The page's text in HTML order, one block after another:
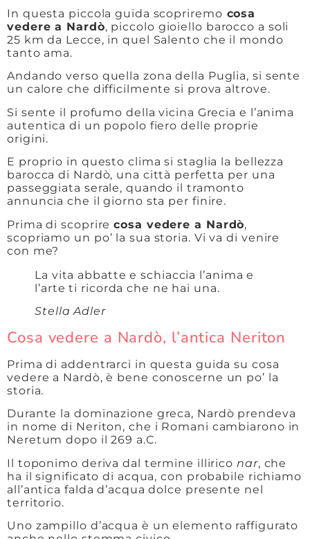
In questa piccola guida scopriremo cosa
vedere a Nardò, piccolo gioiello barocco a soli
25 km da Lecce, in quel Salento che il mondo
tanto ama.
Andando verso quella zona della Puglia, si sente
un calore che difficilmente si prova altrove.
Si sente il profumo della vicina Grecia e l’anima
autentica di un popolo fiero delle proprie
origini.
E proprio in questo clima si staglia la bellezza
barocca di Nardò, una città perfetta per una
passeggiata serale, quando il tramonto
annuncia che il giorno sta per finire.
Prima di scoprirecosa vedere a Nardò,
scopriamo un po’ la sua storia. Vi va di venire
con me?
La vita abbatte e schiaccia l’anima e
l’arte ti ricorda che ne hai una.
Stella Adler
Cosa vedere a Nardò, l’antica Neriton
Prima di addentrarci in questa guida su cosa
vedere a Nardò, è bene conoscerne un po’ la
storia.
Durante la dominazione greca, Nardò prendeva
in nome di Neriton, che i Romani cambiarono in
Neretum dopo il 269 a.C.
Il toponimo deriva dal termine illirico nar, che
ha il significato di acqua, con probabile richiamo
all’antica falda d’acqua dolce presente nel
territorio.
Uno zampillo d’acqua è un elemento raffigurato